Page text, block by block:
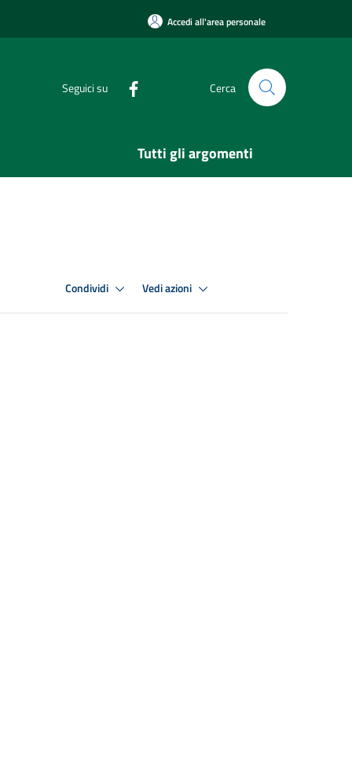
Accedi all'area personale
Seguici su Cerca
Tutti gli argomenti
Condividi Vedi azioni